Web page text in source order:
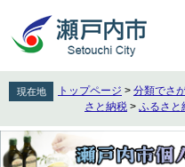
先
頭
す
。
を
飛
し
て
現在地 トップページ > 分類でさ
さと納税 > ふるさと